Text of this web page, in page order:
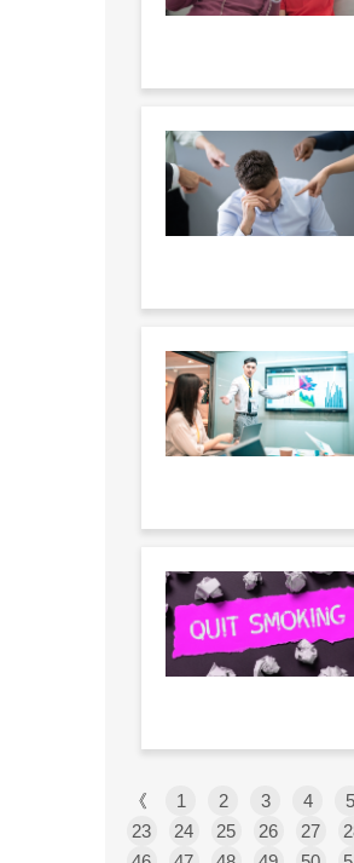
《 1 2 3 4 5
23
24 25 26 27